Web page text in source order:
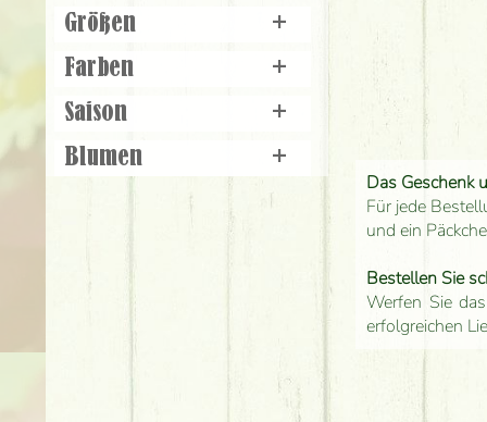
Das Geschenk
Für jede
und ein
Bestellen Sie
Werfen Sie
erfolgreichen
Größen
+
Farben
+
Saison
+
Blumen
+